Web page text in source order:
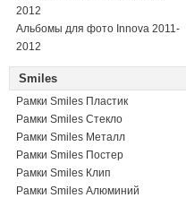
2012
Альбомы для фото Innova 2011-
2012
Smiles
Рамки Smiles Пластик
Рамки Smiles Стекло
Рамки Smiles Металл
Рамки Smiles Постер
Рамки Smiles Клип
Рамки Smiles Алюминий